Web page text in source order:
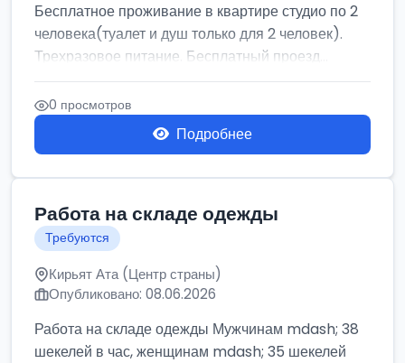
Бесплатное проживание в квартире студио по 2
человека(туалет и душ только для 2 человек).
Трехразовое питание. Бесплатный проезд...
0 просмотров
Подробнее
Работа на складе одежды
Требуются
Кирьят Ата (Центр страны)
Опубликовано: 08.06.2026
Работа на складе одежды Мужчинам mdash; 38
шекелей в час, женщинам mdash; 35 шекелей